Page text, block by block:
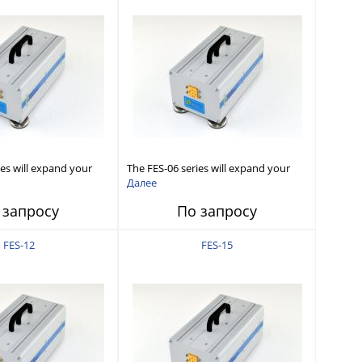
will expand your
Signal Generator
The FES-06 series will expand your
existing microwave Signal Generator
in WR06 (110-170GHz).
Далее
По запросу
FES-12 FES-15